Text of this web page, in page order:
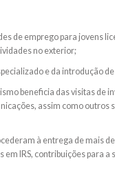
de emprego para jovens
no exterior;
e da introdução
beneficia das visitas de
assim como outros
à entrega de mais
IRS, contribuições para